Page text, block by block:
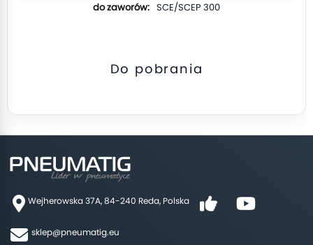
SCE/SCEP 300
Do pobrania
Wejherowska 37A, 84-240 Reda, Polska
sklep@pneumatig.eu